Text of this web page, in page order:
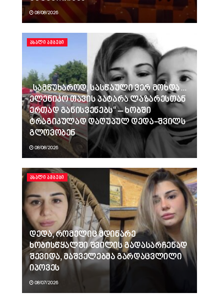
08/08/2026
ᲐᲮᲐᲚᲘ ᲐᲛᲑᲔᲑᲘ
„სამწუხაროდ, სასწაული ვერ მოხდა…
ელენიკო თავის პატარა ლაზარესთან
ერთად განისვენებს“ – ხობში
ტრაგიკულად დაღუპულ დედა-შვილს
გლოვობენ
08/08/2026
ᲐᲮᲐᲚᲘ ᲐᲛᲑᲔᲑᲘ
დედა, რომელიც მდინარე
ხობისწყალში შვილის გადასარჩენად
შევიდა, მაშველებმა გარდაცვლილი
იპოვეს
08/07/2026